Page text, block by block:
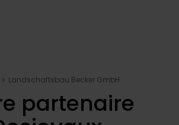
Landschaftsbau Becker GmbH
partenaire